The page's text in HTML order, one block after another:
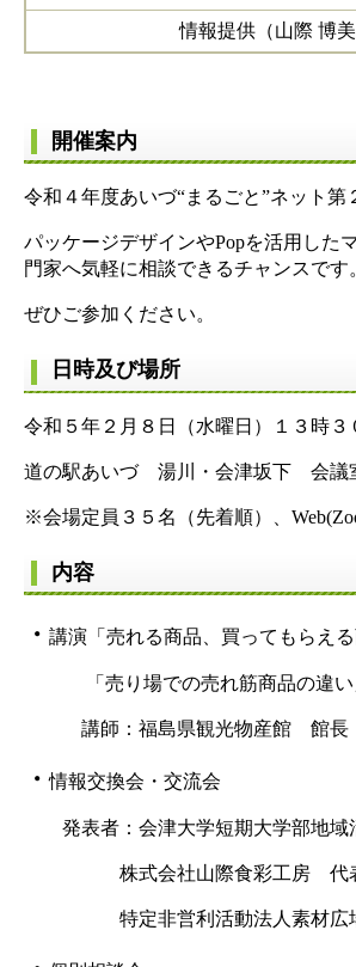
情報提供（山際 博美
開催案内
令和４年度あいづ“まるごと”ネット第
パッケージデザインやPopを活用した
門家へ気軽に相談できるチャンスです
ぜひご参加ください。
日時及び場所
令和５年２月８日（水曜日）１３時３
道の駅あいづ 湯川・会津坂下 会議
※会場定員３５名（先着順）、
内容
・ 講演「売れる商品、買ってもらえる
「売り場での売れ筋商品の違い
講師：福島県観光物産館 館
・情報交換会・交流会
発表者：会津大学短期大学部地
株式会社山際食彩工房 代
特定非営利活動法人素